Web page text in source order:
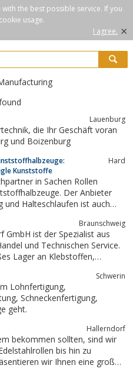
the best possible service. If you
usage.
I agree. ×
Lauenburg
voran
und Boizenburg
Kunststoffe
Hard
in Sachen Rollen
Braunschweig
GmbH ist der Spezialist aus
und Technischen Service.
Lager an Klebstoffen,
Schwerin
Lohnfertigung,
geht.
Hallerndorf
sollten, sind wir
bis hin zu
wir Ihnen eine große